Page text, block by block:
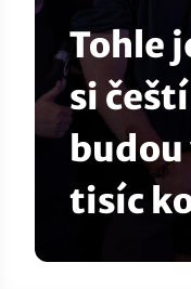
Tohle
si
tisíc